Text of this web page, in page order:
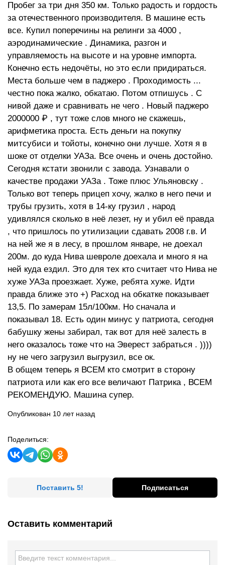
Пробег за три дня 350 км. Только радость и гордость
за отечественного производителя. В машине есть
все. Купил поперечины на релинги за 4000 ,
аэродинамические . Динамика, разгон и
управляемость на высоте и на уровне импорта.
Конечно есть недочёты, но это если придираться.
Места больше чем в паджеро . Проходимость ...
честно пока жалко, обкатаю. Потом отпишусь . С
нивой даже и сравнивать не чего . Новый паджеро
2000000 ₽ , тут тоже слов много не скажешь,
арифметика проста. Есть деньги на покупку
митсубиси и тойоты, конечно они лучше. Хотя я в
шоке от отделки УАЗа. Все очень и очень достойно.
Сегодня кстати звонили с завода. Узнавали о
качестве продажи УАЗа . Тоже плюс Ульяновску .
Только вот теперь прицеп хочу, жалко в него печи и
трубы грузить, хотя в 14-ку грузил , народ
удивлялся сколько в неё лезет, ну и убил её правда
, что пришлось по утилизации сдавать 2008 г.в. И
на ней же я в лесу, в прошлом январе, не доехал
200м. до куда Нива шевроле доехала и много я на
ней куда ездил. Это для тех кто считает что Нива не
хуже УАЗа проезжает. Хуже, ребята хуже. Идти
правда ближе это +) Расход на обкатке показывает
13,5. По замерам 15л/100км. Но сначала и
показывал 18. Есть один минус у патриота, сегодня
бабушку жены забирал, так вот для неё залесть в
него оказалось тоже что на Эверест забраться . ))))
ну не чего загрузил выгрузил, все ок.
В общем теперь я ВСЕМ кто смотрит в сторону
патриота или как его все величают Патрика , ВСЕМ
РЕКОМЕНДУЮ. Машина супер.
Опубликован 10 лет назад
Поделиться:
Поставить 5! Подписаться
Оставить комментарий